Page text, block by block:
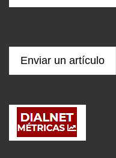
Enviar un artículo